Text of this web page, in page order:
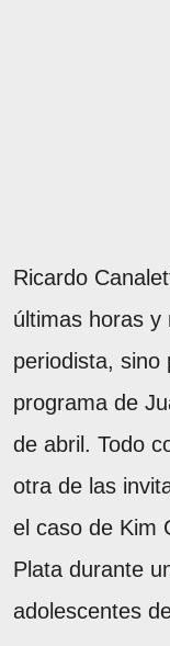
Ricardo
últimas horas y
periodista, sino
programa de
de abril. Todo
otra de las
el caso de Kim
Plata durante
adolescentes